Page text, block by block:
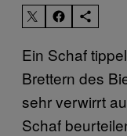
Ein Schaf
Brettern des
sehr verwirrt
Schaf